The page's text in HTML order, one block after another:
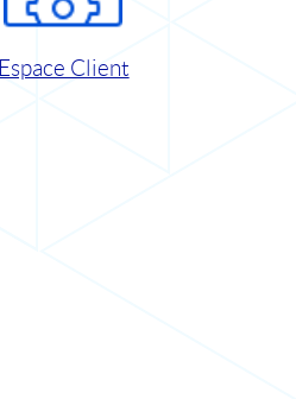
Espace Client